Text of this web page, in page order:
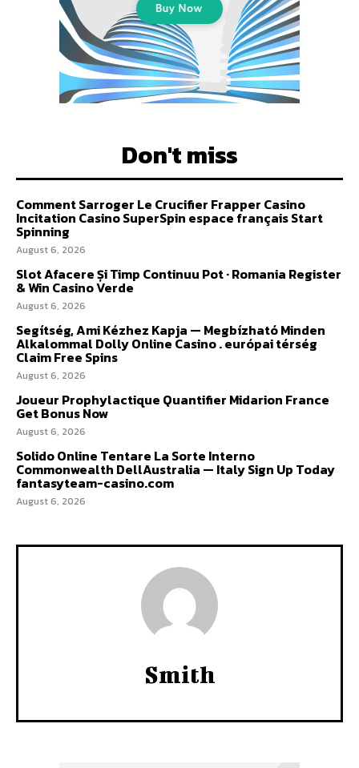
Don't miss
Comment Sarroger Le Crucifier Frapper Casino
Incitation Casino SuperSpin espace français Start
Spinning
August 6, 2026
Slot Afacere Și Timp Continuu Pot · Romania Register
& Win Casino Verde
August 6, 2026
Segítség, Ami Kézhez Kapja — Megbízható Minden
Alkalommal Dolly Online Casino . európai térség
Claim Free Spins
August 6, 2026
Joueur Prophylactique Quantifier Midarion France
Get Bonus Now
August 6, 2026
Solido Online Tentare La Sorte Interno
Commonwealth DellAustralia — Italy Sign Up Today
fantasyteam-casino.com
August 6, 2026
Smith